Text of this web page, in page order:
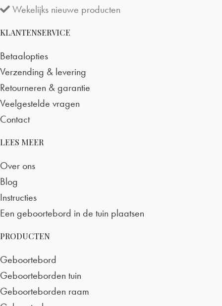
Wekelijks nieuwe producten
KLANTENSERVICE
Betaalopties
Verzending & levering
Retourneren & garantie
Veelgestelde vragen
Contact
LEES MEER
Over ons
Blog
Instructies
Een geboortebord in de tuin plaatsen
PRODUCTEN
Geboortebord
Geboorteborden tuin
Geboorteborden raam